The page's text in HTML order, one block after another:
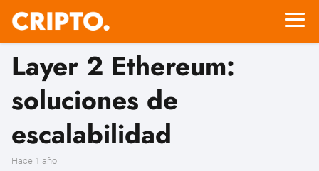
Layer 2 Ethereum:
soluciones de
escalabilidad
hace 1 año